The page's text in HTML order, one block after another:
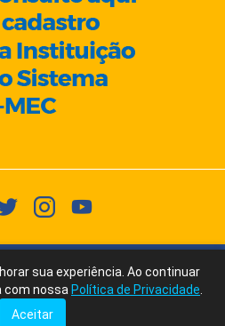
os direitos reservados. Usuários
768
Texto: ChatGPT/AI Writer by Ubersuggest
me fortalece. Filipenses 4:13
sua experiência. Ao continuar
com nossa Política de Privacidade
Aceitar